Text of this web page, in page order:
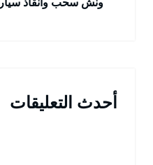
أحدث التعليقات